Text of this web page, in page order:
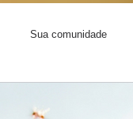
Sua comunidade